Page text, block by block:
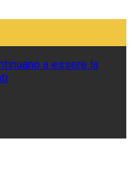
a essere la